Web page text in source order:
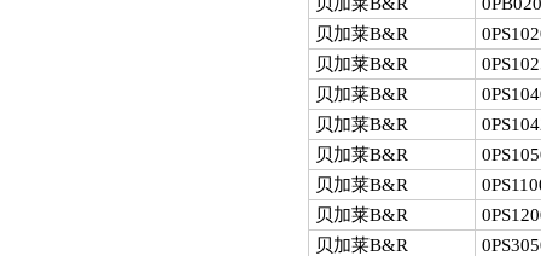
贝加莱B&R
贝加莱B&R
贝加莱B&R
贝加莱B&R
贝加莱B&R
贝加莱B&R
贝加莱B&R
贝加莱B&R